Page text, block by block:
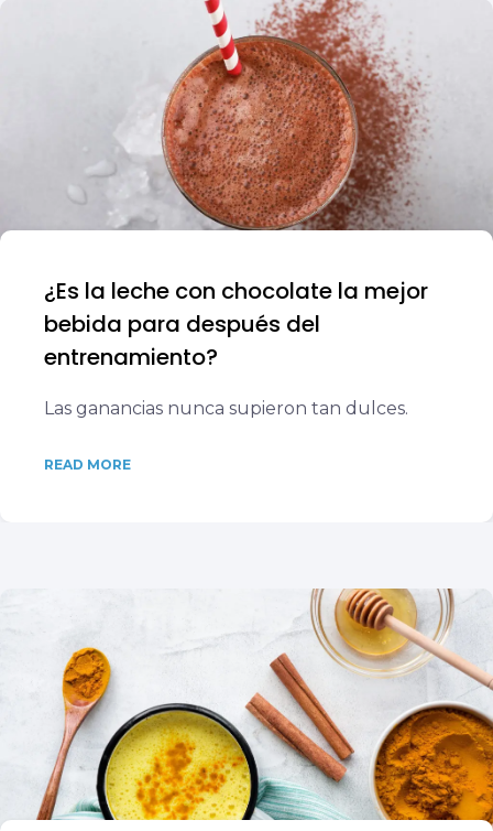
¿Es la leche con chocolate la mejor
bebida para después del
entrenamiento?
Las ganancias nunca supieron tan dulces.
READ MORE